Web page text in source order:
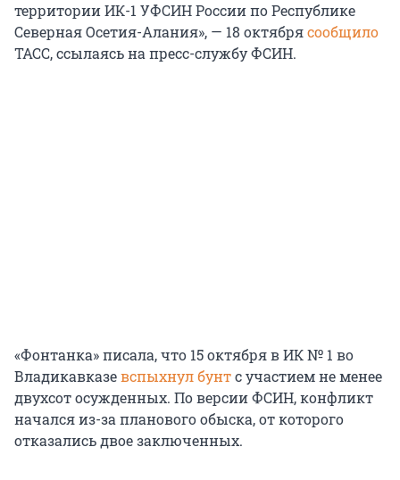
территории ИК-1 УФСИН России по Республике
Северная Осетия-Алания», — 18 октябрясообщило
ТАСС, ссылаясь на пресс-службу ФСИН.
«Фонтанка» писала, что 15 октября в ИК № 1 во
Владикавказевспыхнул бунтс участием не менее
двухсот осужденных. По версии ФСИН, конфликт
начался из-за планового обыска, от которого
отказались двое заключенных.